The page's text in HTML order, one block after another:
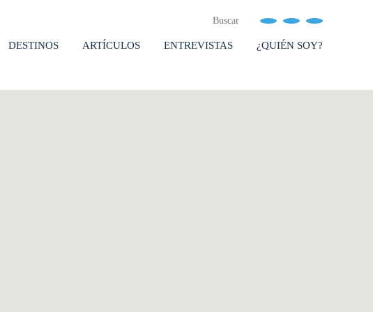
DESTINOS ARTÍCULOS ENTREVISTAS ¿QUIÉN SOY?